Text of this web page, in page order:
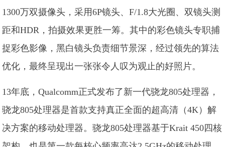
1300万双摄像头，采用6P镜头、F/1.8大光圈、双镜头测
距和HDR，拍摄效果更胜一筹。其中的彩色镜头专职捕
捉彩色影像，黑白镜头负责细节景深，经过领先的算法
优化，最终呈现出一张张令人叹为观止的好照片。
13年底，Qualcomm正式发布了新一代骁龙805处理器，
骁龙805处理器是首款支持真正全面的超高清（4K）解
决方案的移动处理器。骁龙805处理器基于Krait 450四核